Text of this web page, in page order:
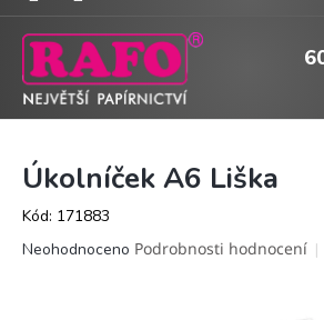
Úkolníček A6 Liška
Kód: 171883
Průměrné
Neohodnoceno Podrobnosti hodnocení